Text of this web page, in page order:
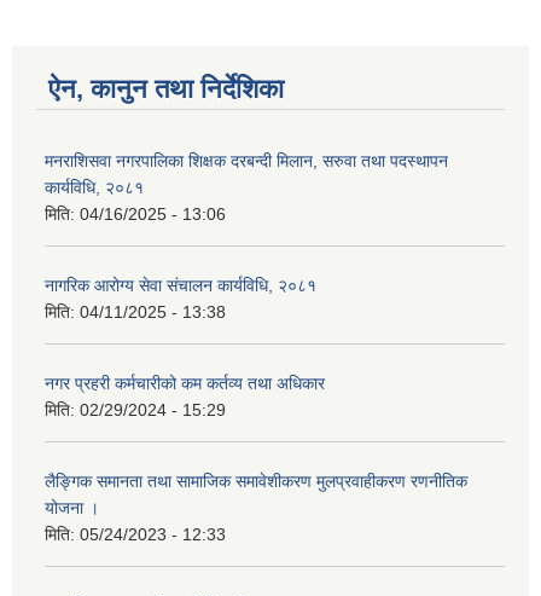
ऐन, कानुन तथा निर्देशिका
मनराशिसवा नगरपालिका शिक्षक दरबन्दी मिलान, सरुवा तथा पदस्थापन
कार्यविधि, २०८१
मिति: 04/16/2025 - 13:06
नागरिक आरोग्य सेवा संचालन कार्यविधि, २०८१
मिति: 04/11/2025 - 13:38
नगर प्रहरी कर्मचारीको कम कर्तव्य तथा अधिकार
मिति: 02/29/2024 - 15:29
लैङ्गिक समानता तथा सामाजिक समावेशीकरण मुलप्रवाहीकरण रणनीतिक
योजना ।
मिति: 05/24/2023 - 12:33